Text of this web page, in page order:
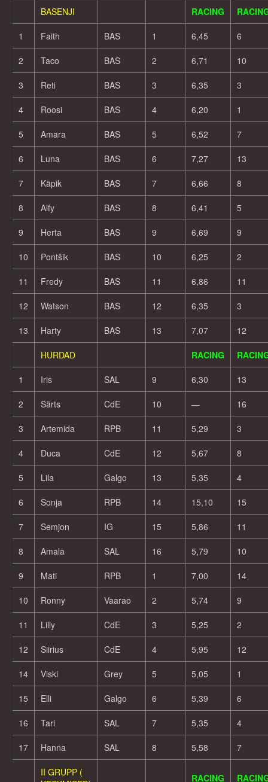
BASENJI RACING
1 Faith BAS 1 6,45 6
2 Taco BAS 2 6,71 10
3 Reti BAS 3 6,35 3
4 Roosi BAS 4 6,20 1
5 Amara BAS 5 6,52 7
6 Luna BAS 6 7,27 13
7 Käpik BAS 7 6,66 8
8 Alfy BAS 8 6,41 5
9 Herta BAS 9 6,69 9
10 Pontšik BAS 10 6,25 2
11 Fredy BAS 11 6,86 11
12 Watson BAS 12 6,35 3
13 Harty BAS 13 7,07 12
HURDAD RACING
1 Iris SAL 9 6,30 13
2 Särts CdE 10 — 16
3 Artemida RPB 11 5,29 3
4 Duca CdE 12 5,67 8
5 Lila Galgo 13 5,35 4
6 Sonja RPB 14 15,10 15
7 Semjon IG 15 5,86 11
8 Amala SAL 16 5,79 10
9 Mati RPB 1 7,00 14
10 Ronny Vaarao 2 5,74 9
11 Lilly CdE 3 5,25 2
12 Siirius CdE 4 5,95 12
14 Viski Grey 5 5,05 1
15 Elli Galgo 6 5,39 6
16 Tari SAL 7 5,35 4
17 Hanna SAL 8 5,58 7
II GRUPP (
RACING